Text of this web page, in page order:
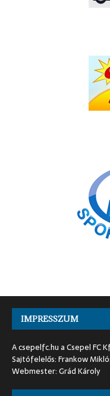
IMPRESSZUM
A csepelfc.hu a Csepel FC
Sajtófelelős: Frankow
Webmester: Grád Károly